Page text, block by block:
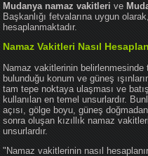
Mudanya namaz vakitleri ve
Başkanlığı fetvalarına uygun
hesaplanmaktadır.
Namaz Vakitleri Nasıl
Namaz vakitlerinin
bulunduğu konum ve güneş
tam tepe noktaya ulaşması ve
kullanılan en temel unsurlardır.
açısı, gölge boyu, güneş
sonra oluşan kızıllık namaz
unsurlardır.
"Namaz vakitlerinin nasıl